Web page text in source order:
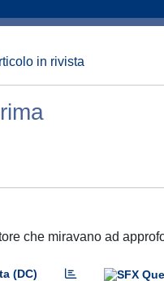
in rivista
che miravano ad
(DC)